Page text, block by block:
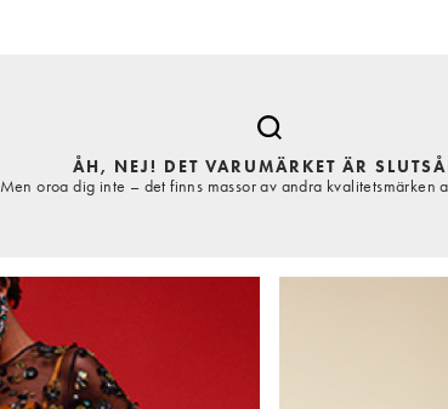
ÅH, NEJ! DET VARUMÄRKET ÄR
Men oroa dig inte – det finns massor av andra kvalitetsmärken